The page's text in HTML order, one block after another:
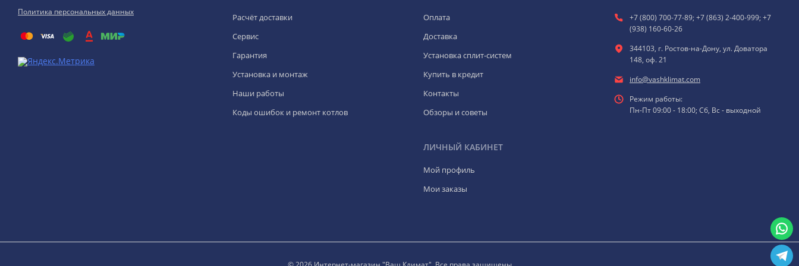
Политика персональных данных
Расчёт доставки
Сервис
Гарантия
Установка и монтаж
Наши работы
Коды ошибок и ремонт котлов
Оплата
Доставка
Установка сплит-систем
Купить в кредит
Контакты
Обзоры и советы
ЛИЧНЫЙ КАБИНЕТ
Мой профиль
Мои заказы
+7 (800) 700-77-89; +7 (863) 2-400-999; +7
(938) 160-60-26
344103, г. Ростов-на-Дону, ул. Доватора
148, оф. 21
info@vashklimat.com
Режим работы:
Пн-Пт 09:00 - 18:00; Сб, Вс - выходной